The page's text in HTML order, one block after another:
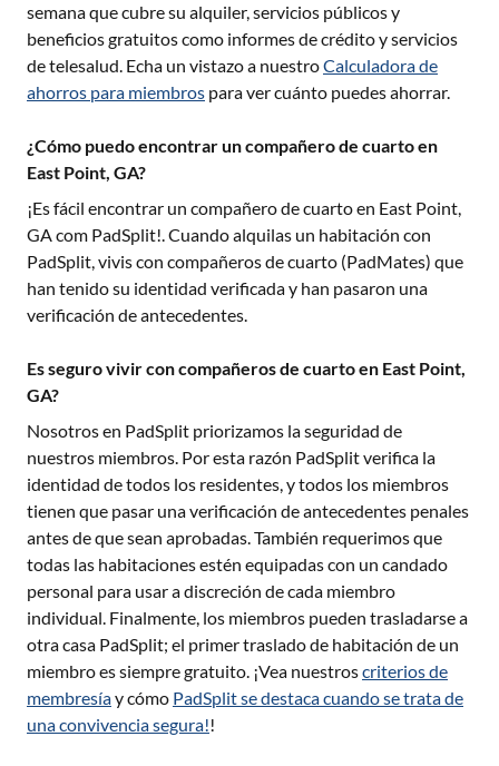
semana que cubre su alquiler, servicios públicos y
beneficios gratuitos como informes de crédito y servicios
de telesalud. Echa un vistazo a nuestroCalculadora de
ahorros para miembros para ver cuánto puedes ahorrar.
¿Cómo puedo encontrar un compañero de cuarto en
East Point, GA?
¡Es fácil encontrar un compañero de cuarto en East Point,
GAcom PadSplit!. Cuando alquilas un habitación con
PadSplit, vivis con compañeros de cuarto (PadMates) que
han tenido su identidad verificada y han pasaron una
verificación de antecedentes.
Es seguro vivir con compañeros de cuarto en East Point,
GA?
Nosotros en PadSplit priorizamos la seguridad de
nuestros miembros. Por esta razón PadSplit verifica la
identidad de todos los residentes, y todos los miembros
tienen que pasar una verificación de antecedentes penales
antes de que sean aprobadas. También requerimos que
todas las habitaciones estén equipadas con un candado
personal para usar a discreción de cada miembro
individual. Finalmente, los miembros pueden trasladarse a
otra casa PadSplit; el primer traslado de habitación de un
miembro es siempre gratuito. ¡Vea nuestroscriterios de
membresíay cómo PadSplit se destaca cuando se trata de
una convivencia segura!!